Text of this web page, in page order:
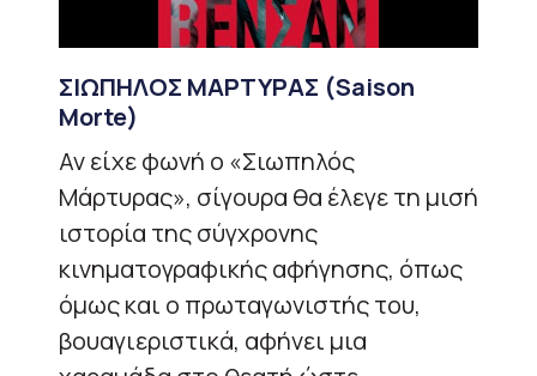
ΣΙΩΠΗΛΟΣ ΜΑΡΤΥΡΑΣ (Saison
Morte)
Αν είχε φωνή ο «Σιωπηλός
Μάρτυρας», σίγουρα θα έλεγε τη μισή
ιστορία της σύγχρονης
κινηματογραφικής αφήγησης, όπως
όμως και ο πρωταγωνιστής του,
βουαγιεριστικά, αφήνει μια